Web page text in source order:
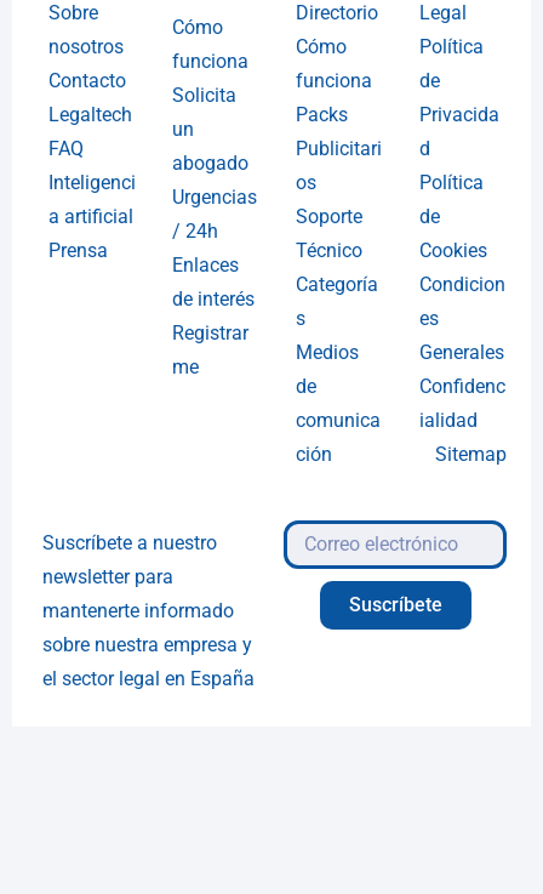
Sobre
nosotros
Contacto
Legaltech
FAQ
Inteligenci
a artificial
Prensa
Cómo
funciona
Solicita
un
abogado
Urgencias
/ 24h
Enlaces
de interés
Registrar
me
Directorio
Cómo
funciona
Packs
Publicitari
os
Soporte
Técnico
Categoría
s
Medios
de
comunica
ción
Legal
Política
de
Privacida
d
Política
de
Cookies
Condicion
es
Generales
Confidenc
ialidad
Sitemap
Suscríbete a nuestro
newsletter para
mantenerte informado
sobre nuestra empresa y
el sector legal en España
Suscríbete